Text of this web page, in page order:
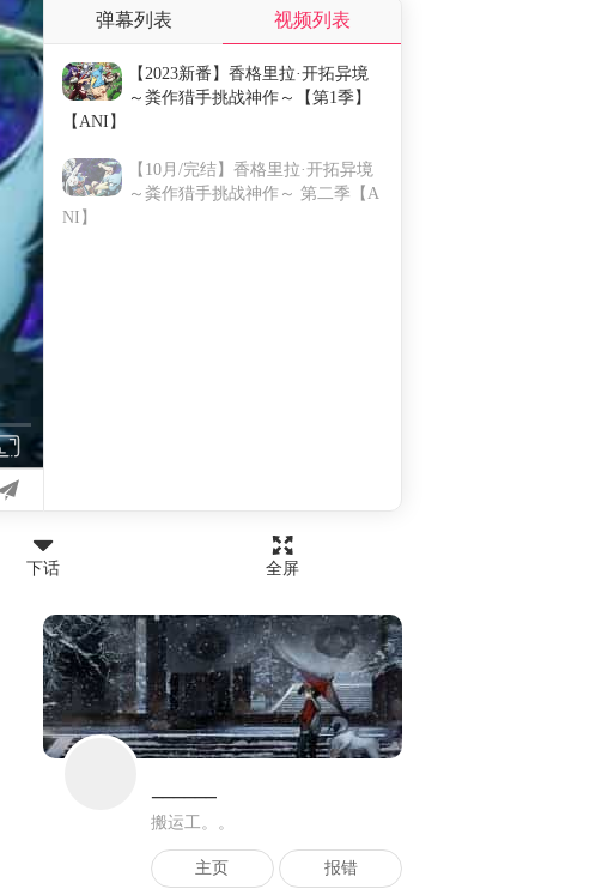
弹幕 屏蔽
弹幕内容 发送时间
麻婆你在玩女号 10-27 17:49
弹幕列表 视频列表
【2023新番】香格里拉·开拓异境
～粪作猎手挑战神作～【第1季】
【ANI】
【10月/完结】香格里拉·开拓异境
～粪作猎手挑战神作～ 第二季【A
NI】
下话 全屏
搬运工。。
主页 报错